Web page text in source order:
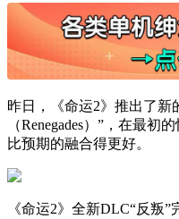
昨日，《命运2》推出了新
（Renegades）”，在最初
比预期的融合得更好。
《命运2》全新DLC“反叛”